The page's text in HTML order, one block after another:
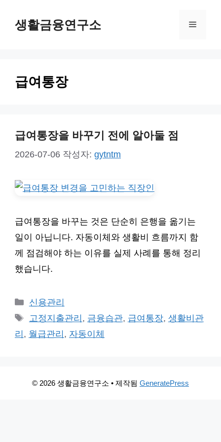
생활금융연구소 메
급여통장
급여통장을 바꾸기 전에 알아둘 점
2026-07-06 작성자: gytntm
급여통장을 바꾸는 것은 단순히 은행을 옮기는
일이 아닙니다. 자동이체와 생활비 흐름까지 함
께 점검해야 하는 이유를 실제 사례를 통해 정리
했습니다.
카
테
리
신용관리
태
그
고정지출관리 , 금융습관, 급여통장, 생활비관
리 , 월급관리 , 자동이체
© 2026 생활금융연구소 • 제작됨 GeneratePress